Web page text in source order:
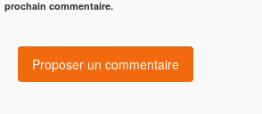
prochain commentaire.